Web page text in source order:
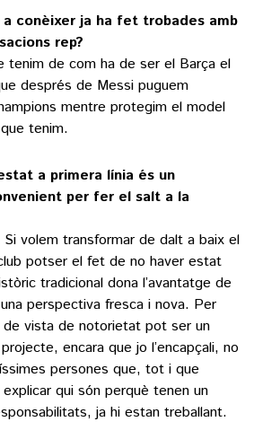
conèixer ja ha fet trobades amb
rep?
tenim de com ha de ser el Barça el
després de Messi puguem
mentre protegim el model
tenim.
a primera línia és un
per fer el salt a la
Si volem transformar de dalt a baix el
potser el fet de no haver estat
tradicional dona l’avantatge de
perspectiva fresca i nova. Per
de vista de notorietat pot ser un
encara que jo l’encapçali, no
persones que, tot i que
qui són perquè tenen un
ja hi estan treballant.